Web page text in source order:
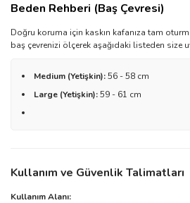
Beden Rehberi (Baş Çevresi)
Doğru koruma için kaskın kafanıza tam
baş çevrenizi ölçerek aşağıdaki listeden size
Medium (Yetişkin):56 - 58 cm
Large (Yetişkin):59 - 61 cm
Kullanım ve Güvenlik Talimatları
Kullanım Alanı: